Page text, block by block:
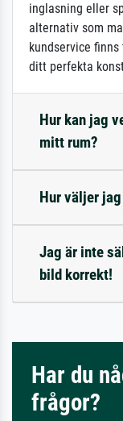
inglasning eller
alternativ som
kundservice
ditt perfekta
Hur kan jag
mitt rum?
Hur väljer
Jag är inte
bild korrekt!
Har du
frågor?